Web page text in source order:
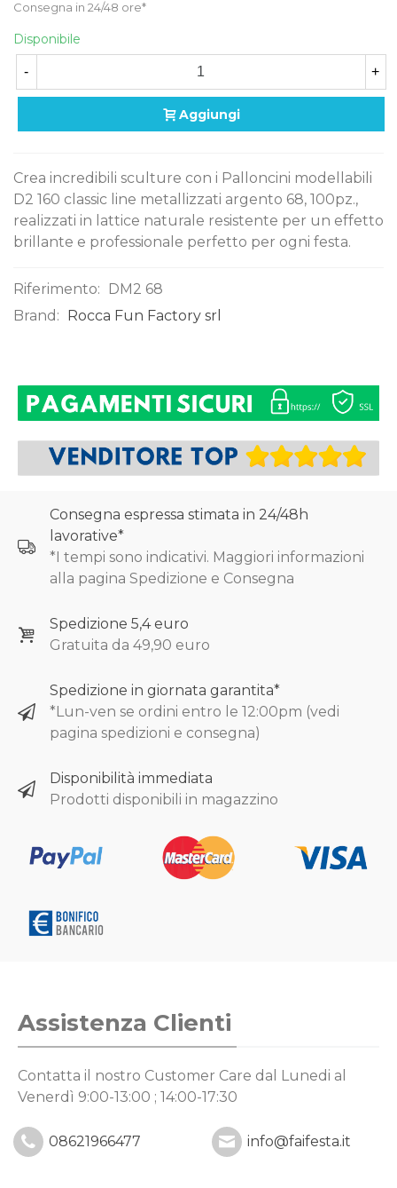
Consegna in 24/48 ore*
Disponibile
- +
Aggiungi
Crea incredibili sculture con i Palloncini modellabili
D2 160 classic line metallizzati argento 68, 100pz.,
realizzati in lattice naturale resistente per un effetto
brillante e professionale perfetto per ogni festa.
Riferimento:
DM2 68
Brand:
Rocca Fun Factory srl
Consegna espressa stimata in 24/48h
lavorative*
*I tempi sono indicativi. Maggiori informazioni
alla pagina Spedizione e Consegna
Spedizione 5,4 euro
Gratuita da 49,90 euro
Spedizione in giornata garantita*
*Lun-ven se ordini entro le 12:00pm (vedi
pagina spedizioni e consegna)
Disponibilità immediata
Prodotti disponibili in magazzino
Assistenza Clienti
Contatta il nostro Customer Care dal Lunedi al
Venerdì 9:00-13:00 ; 14:00-17:30
08621966477 info@faifesta.it